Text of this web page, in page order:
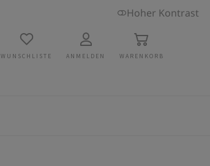
Hoher Kontrast
WUNSCHLISTE ANMELDEN WARENKORB